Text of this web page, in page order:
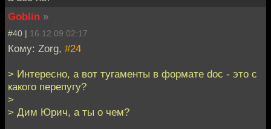
Goblin »
#40 | 16.12.09 02:17
Кому: Zorg, #24
> Интересно, а вот тугаменты в формате doc - это с
какого перепугу?
>
> Дим Юрич, а ты о чем?